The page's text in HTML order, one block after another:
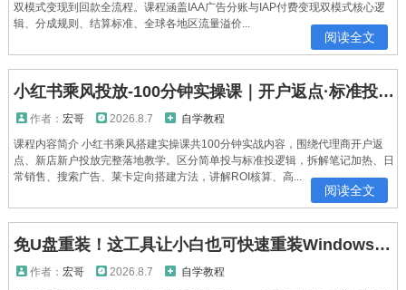
双模式变现到回款全流程。课程涵盖IAA广告分账与IAP付费变现双模式核心逻
辑、分成规则、结算标准、全球各地区流量溢价...
阅读全文
小红书乘风投放-100分钟实操课｜开户返点·标准投搭建·莱卡定向，新店建模撬动笔记自然流量全套教学
作者： 宏哥 2026.8.7
自学教程
课程内容简介 小红书乘风搭建实操课共100分钟实战内容，围绕代理商开户返
点、新店新户投放完整落地教学。区分简单投与标准投逻辑，拆解笔记加热、日
常销售、搜索广告、莱卡定向搭建方法，讲解ROI核算、高...
阅读全文
免U盘重装！这工具让小白也可快速重装Windows，支持无人值守配置，数据无忧CmzPrep_Rev2
作者： 宏哥 2026.8.7
自学教程